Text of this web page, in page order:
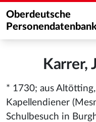
Oberdeutsche
Karrer,
* 1730; aus
Kapellendiener
Schulbesuch in